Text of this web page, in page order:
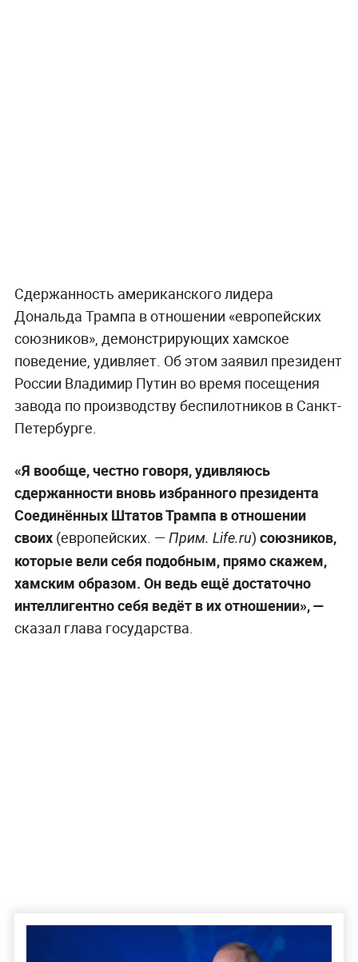
Сдержанность американского лидера
Дональда Трампа в отношении «европейских
союзников», демонстрирующих хамское
поведение, удивляет. Об этом заявил президент
России Владимир Путин во время посещения
завода по производству беспилотников в Санкт-
Петербурге.
«Я вообще, честно говоря, удивляюсь
сдержанности вновь избранного президента
Соединённых Штатов Трампа в отношении
своих (европейских. — Прим. Life.ru) союзников,
которые вели себя подобным, прямо скажем,
хамским образом. Он ведь ещё достаточно
интеллигентно себя ведёт в их отношении», —
сказал глава государства.